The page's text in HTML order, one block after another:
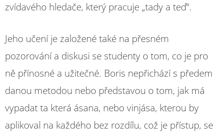
zvídavého hledače, který pracuje „tady a teď“.
Jeho učení je založené také na přesném
pozorování a diskusi se studenty o tom, co je pro
ně přínosné a užitečné. Boris nepřichází s předem
danou metodou nebo představou o tom, jak má
vypadat ta která ásana, nebo vinjása, kterou by
aplikoval na každého bez rozdílu, což je přístup, se